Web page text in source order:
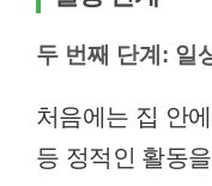
두 번째 단계: 일
처음에는 집 안
등 정적인 활동